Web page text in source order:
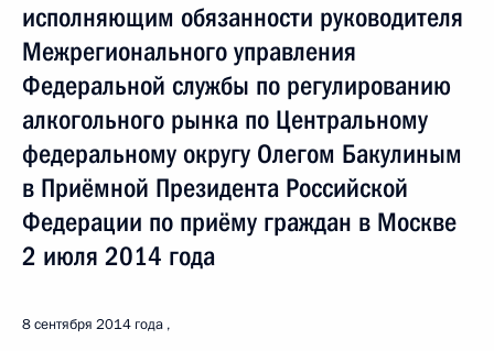
исполняющим обязанности руководителя
Межрегионального управления
Федеральной службы по регулированию
алкогольного рынка по Центральному
федеральному округу Олегом Бакулиным
в Приёмной Президента Российской
Федерации по приёму граждан в Москве
2 июля 2014 года
8 сентября 2014 года